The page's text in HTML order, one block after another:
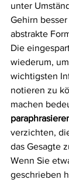
unter
Gehirn
abstrakte
Die
wiederum,
wichtigsten
notieren zu
machen
verzichten,
das Gesagte
Wenn Sie
geschrieben